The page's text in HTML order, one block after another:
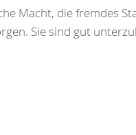
Macht, die fremdes
Sie sind gut